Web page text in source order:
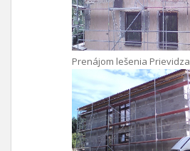
Prenájom lešenia Prievidza